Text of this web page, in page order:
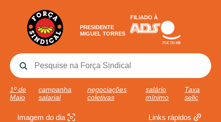
PRESIDENTE
MIGUEL TORRES
FILIADO À
1º de
Maio
campanha
salarial
negociações
coletivas
salário
mínimo
Taxa
selic
Imagem do dia Links rápidos